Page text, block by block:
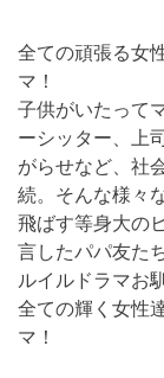
全ての頑張る女
マ！
子供がいたって
ーシッター、上
がらせなど、社
続。そんな様々
飛ばす等身大の
言したパパ友た
ルイルドラマお
全ての輝く女性
マ！